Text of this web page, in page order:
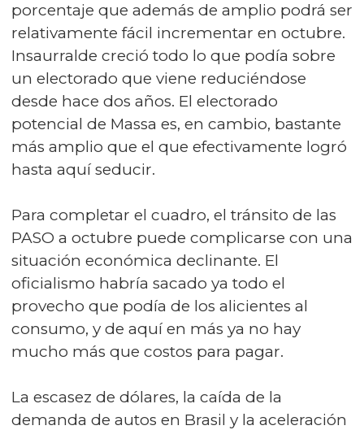
porcentaje que además de amplio podrá ser
relativamente fácil incrementar en octubre.
Insaurralde creció todo lo que podía sobre
un electorado que viene reduciéndose
desde hace dos años. El electorado
potencial de Massa es, en cambio, bastante
más amplio que el que efectivamente logró
hasta aquí seducir.
Para completar el cuadro, el tránsito de las
PASO a octubre puede complicarse con una
situación económica declinante. El
oficialismo habría sacado ya todo el
provecho que podía de los alicientes al
consumo, y de aquí en más ya no hay
mucho más que costos para pagar.
La escasez de dólares, la caída de la
demanda de autos en Brasil y la aceleración